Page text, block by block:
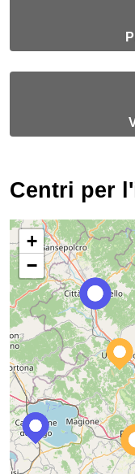
Centri per
+
−